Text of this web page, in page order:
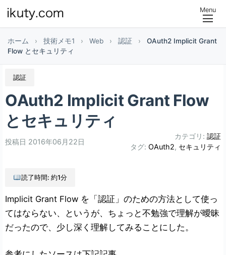
Menu
ホーム › 技術メモ1 › Web › 認証 ›
OAuth2 Implicit Grant
Flow とセキュリティ
認証
OAuth2 Implicit Grant Flow
とセキュリティ
投稿日 2016年06月22日
カテゴリ: 認証
タグ: OAuth2, セキュリティ
読了時間: 約1分
Implicit Grant Flow を「認証」のための方法として使っ
てはならない、というが、ちょっと不勉強で理解が曖昧
だったので、少し深く理解してみることにした。